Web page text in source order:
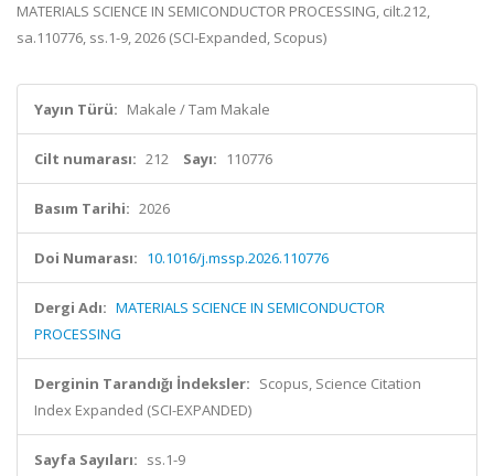
MATERIALS SCIENCE IN SEMICONDUCTOR PROCESSING, cilt.212,
sa.110776, ss.1-9, 2026 (SCI-Expanded, Scopus)
Yayın Türü: Makale / Tam Makale
Cilt numarası: 212 Sayı: 110776
Basım Tarihi: 2026
Doi Numarası: 10.1016/j.mssp.2026.110776
Dergi Adı: MATERIALS SCIENCE IN SEMICONDUCTOR
PROCESSING
Derginin Tarandığı İndeksler: Scopus, Science Citation
Index Expanded (SCI-EXPANDED)
Sayfa Sayıları: ss.1-9